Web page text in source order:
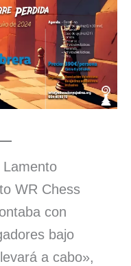
Lamento
WR Chess
con
bajo
a cabo»,